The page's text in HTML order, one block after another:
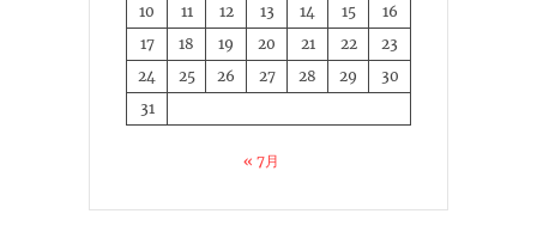
10
11 12 13 14 15
16
17
18 19 20 21 22
23
24
25 26 27 28 29
30
31
« 7月